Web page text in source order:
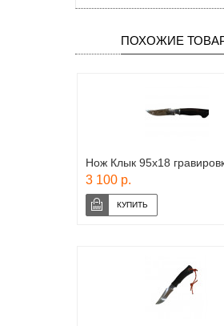
ПОХОЖИЕ
Нож Клык 95х18
3 100 р.